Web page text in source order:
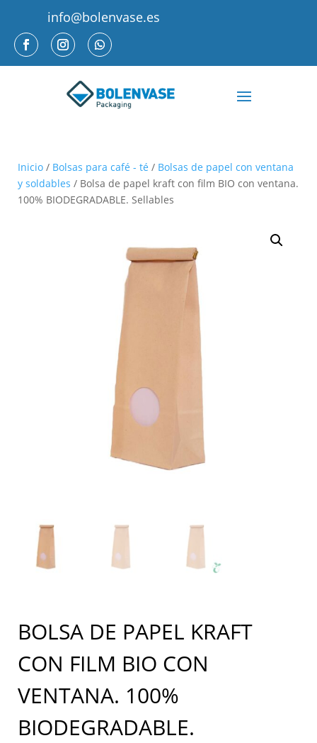
info@bolenvase.es
Inicio / Bolsas para café - té / Bolsas de papel con ventana
y soldables / Bolsa de papel kraft con film BIO con ventana.
100% BIODEGRADABLE. Sellables
BOLSA DE PAPEL KRAFT
CON FILM BIO CON
VENTANA. 100%
BIODEGRADABLE.